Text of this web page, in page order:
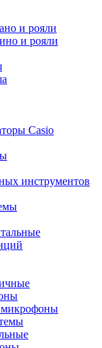
и рояли
и рояли
Casio
инструментов
микрофоны